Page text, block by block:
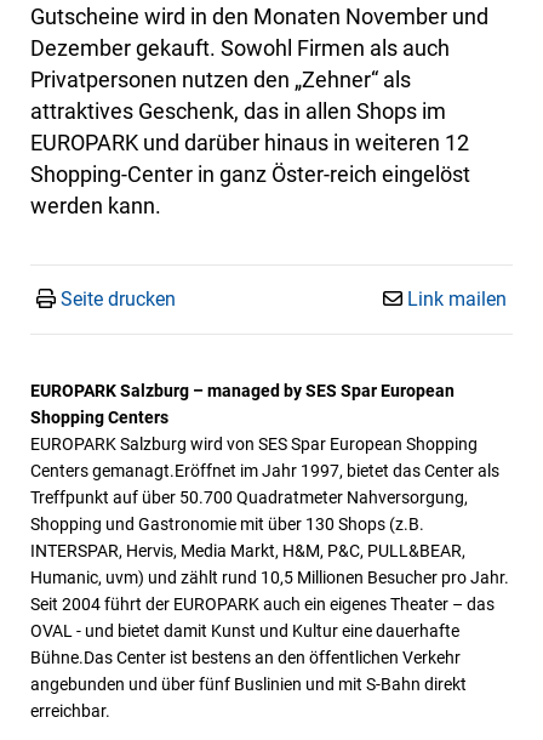
Gutscheine wird in den Monaten November und
Dezember gekauft. Sowohl Firmen als auch
Privatpersonen nutzen den „Zehner“ als
attraktives Geschenk, das in allen Shops im
EUROPARK und darüber hinaus in weiteren 12
Shopping-Center in ganz Öster-reich eingelöst
werden kann.
Seite drucken Link mailen
EUROPARK Salzburg – managed by SES Spar European
Shopping Centers
EUROPARK Salzburg wird von SES Spar European Shopping
Centers gemanagt.Eröffnet im Jahr 1997, bietet das Center als
Treffpunkt auf über 50.700 Quadratmeter Nahversorgung,
Shopping und Gastronomie mit über 130 Shops (z.B.
INTERSPAR, Hervis, Media Markt, H&M, P&C, PULL&BEAR,
Humanic, uvm) und zählt rund 10,5 Millionen Besucher pro Jahr.
Seit 2004 führt der EUROPARK auch ein eigenes Theater – das
OVAL - und bietet damit Kunst und Kultur eine dauerhafte
Bühne.Das Center ist bestens an den öffentlichen Verkehr
angebunden und über fünf Buslinien und mit S-Bahn direkt
erreichbar.